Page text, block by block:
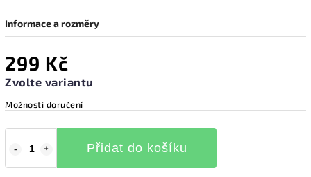
Informace a rozměry
299 Kč
Zvolte variantu
Možnosti doručení
Přidat do košíku